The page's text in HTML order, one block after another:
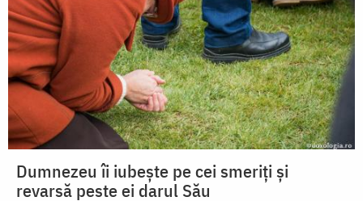
Dumnezeu îi iubește pe cei smeriți și
revarsă peste ei darul Său